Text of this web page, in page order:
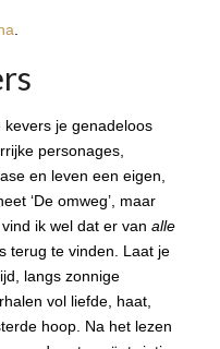
je genadeloos
personages,
en leven een eigen,
‘De omweg’, maar
ik wel dat er van alle
terug te vinden. Laat je
langs zonnige
vol liefde, haat,
hoop. Na het lezen